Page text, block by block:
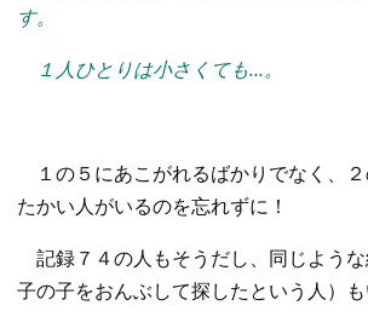
す。
１人ひとりは小さくても…。
１の５にあこがれるばかりでなく、
たかい人がいるのを忘れずに！
記録７４の人もそうだし、同じよう
子の子をおんぶして探したという人）も